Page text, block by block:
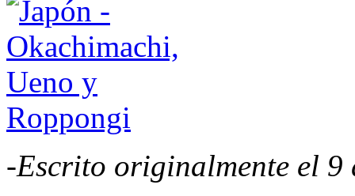
-Escrito originalmente el 9